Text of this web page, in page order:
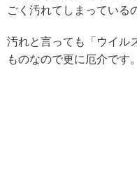
ごく汚れてしまっている
汚れと言っても「ウイル
ものなので更に厄介です。